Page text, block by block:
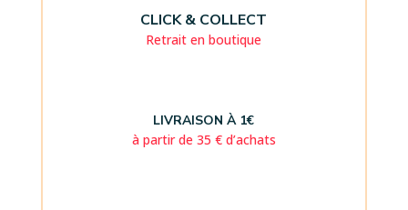
CLICK & COLLECT
Retrait en boutique
LIVRAISON À 1€
à partir de 35 € d’achats